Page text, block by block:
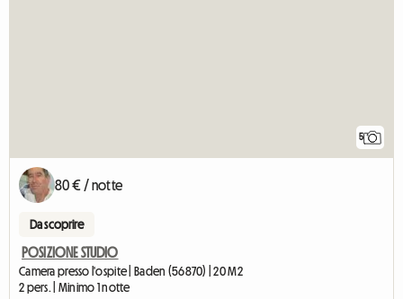
5
80 € / notte
Da scoprire
POSIZIONE STUDIO
Camera presso l'ospite | Baden (56870) | 20 M2
2 pers. | Minimo 1 notte